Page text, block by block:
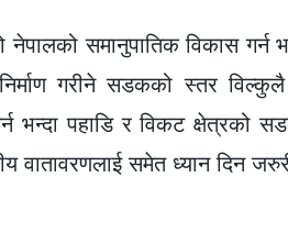
समानुपातिक विकास गर्न
गरीने सडकको स्तर
भन्दा पहाडि र विकट क्षेत्रको
वातावरणलाई समेत ध्यान दिन